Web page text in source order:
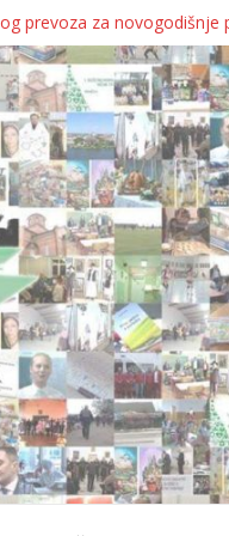
prevoza za novogodišnje
KOLICA ZA 76 BEBA SA
oborila rekord
telo
pa kukaju o „egzilu“